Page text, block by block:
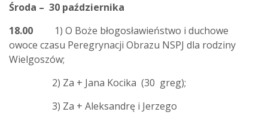
Środa – 30 października
18.00
1) O Boże błogosławieństwo i duchowe
owoce czasu Peregrynacji Obrazu NSPJ dla rodziny
Wielgoszów;
2) Za + Jana Kocika (30 greg);
3) Za + Aleksandrę i Jerzego